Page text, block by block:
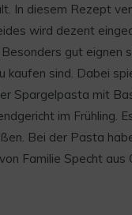
In diesem Rezept
wird dezent
gut eignen
kaufen sind. Dabei
Spargelpasta mit
im Frühling.
Bei der Pasta
Familie Specht